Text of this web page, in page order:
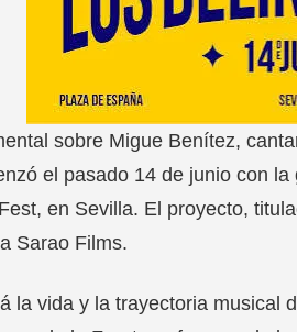
sobre Migue Benítez,
el pasado 14 de junio con
en Sevilla. El proyecto,
Sarao Films.
la vida y la trayectoria musical